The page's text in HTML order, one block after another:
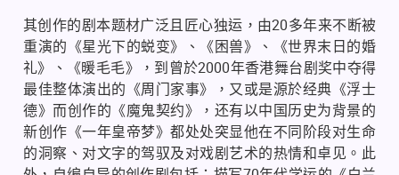
其创作的剧本题材广泛且匠心独运，由20多年来不断被
重演的《星光下的蜕变》、《困兽》、《世界末日的婚
礼》、《暖毛毛》，到曾於2000年香港舞台剧奖中夺得
最佳整体演出的《周门家事》，又或是源於经典《浮士
德》而创作的《魔鬼契约》，还有以中国历史为背景的
新创作《一年皇帝梦》都处处突显他在不同阶段对生命
的洞察、对文字的驾驭及对戏剧艺术的热情和卓见。此